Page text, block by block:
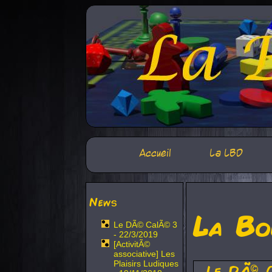
Accueil La LBD
News
Le DÃ© CalÃ© 3
- 22/3/2019
[ActivitÃ©
associative] Les
Plaisirs Ludiques
La